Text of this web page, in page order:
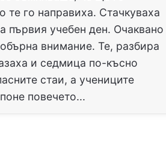
те го направиха. Стачкуваха
първия учебен ден. Очаквано
внимание. Те, разбира
и седмица по-късно
стаи, а учениците
повечето...